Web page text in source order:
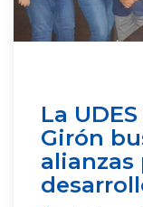
La
Girón
alianzas